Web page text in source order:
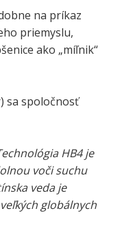
na príkaz
priemyslu,
ako „míľnik“
sa spoločnosť
HB4 je
voči suchu
veda je
globálnych